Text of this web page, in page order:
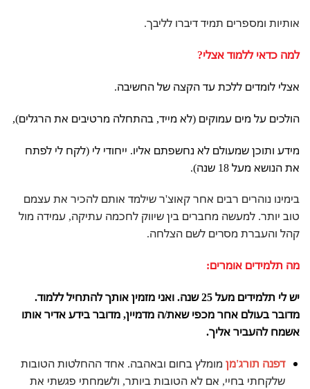
אותיות ומספרים תמיד דיברו לליבך.
למה כדאי ללמוד אצלי?
אצלי לומדים ללכת עד הקצה של החשיבה.
הולכים על מים עמוקים (לא מייד, בהתחלה מרטיבים את הרגלים),
מידע ותוכן שמעולם לא נחשפתם אליו. ייחודי לי (לקח לי לפתח
את הנושא מעל 18 שנה).
בימינו נוהרים רבים אחר קאוצ'ר שילמד אותם להכיר את עצמם
טוב יותר. למעשה מחברים בין שיווק לחכמה עתיקה, עמידה מול
קהל והעברת מסרים לשם הצלחה.
מה תלמידים אומרים:
יש לי תלמידים מעל 25 שנה. ואני מזמין אותך להתחיל ללמוד.
מדובר בעולם אחר מכפי שאת/ה מדמיין, מדובר בידע אדיר אותו
אשמח להעביר אליך.
דפנה תורג'מן מומלץ בחום ובאהבה. אחד ההחלטות הטובות
שלקחתי בחיי, אם לא הטובות ביותר, ולשמחתי פגשתי את